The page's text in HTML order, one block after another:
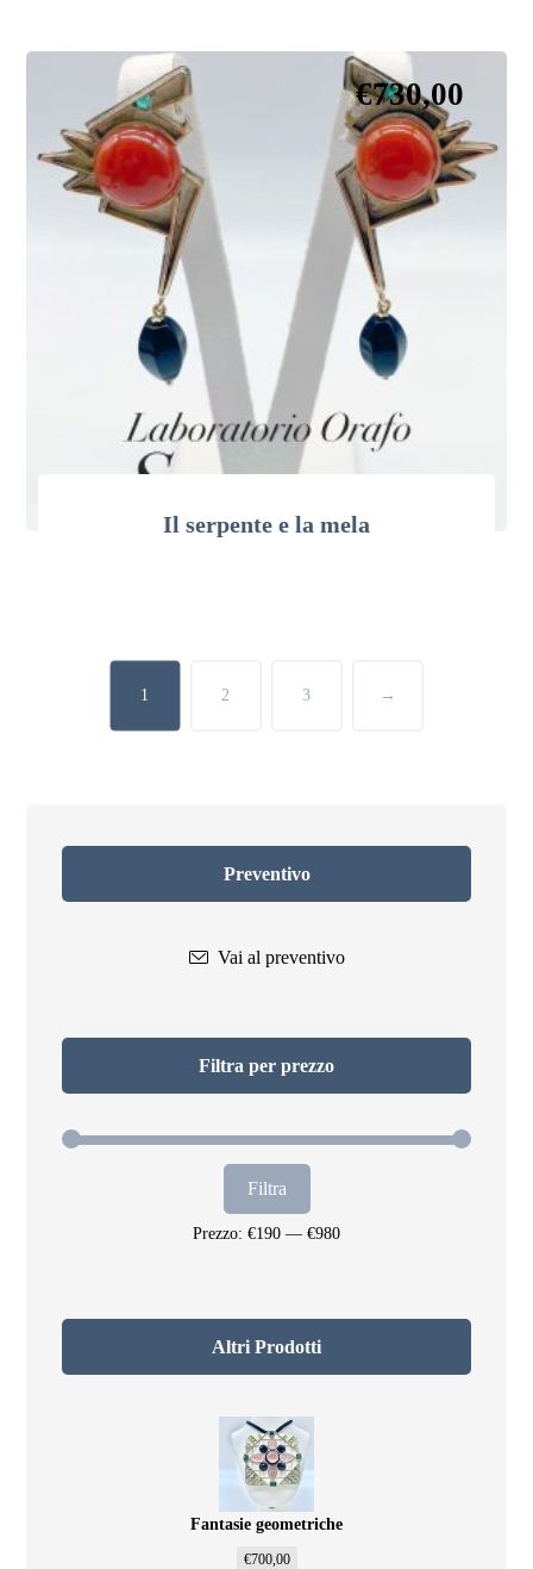
Il serpente e la mela
€730,00
1 2 3 →
Preventivo
Vai al preventivo
Filtra per prezzo
Filtra
Prezzo: €190 — €980
Altri Prodotti
Fantasie geometriche
€700,00